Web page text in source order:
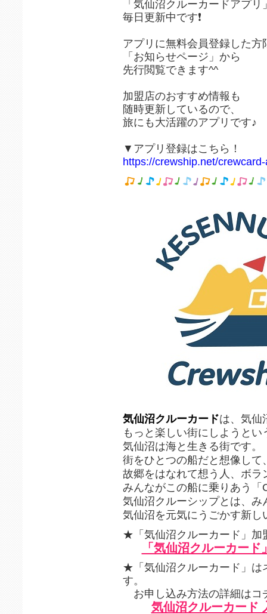
「気仙沼クルーカードアプリ
毎日更新中です❗️
アプリに無料会員登録した方
「お知らせページ」から
先行閲覧できます^^
加盟店のおすすめ情報も
随時更新しているので、
旅にも大活躍のアプリです♪
▼アプリ登録はこちら！
https://crewship.net/
気仙沼クルーカードは、気仙
もっと楽しい街にしようと
気仙沼は海と生きる街です。
街をひとつの船だと想像して
故郷をはなれて想う人、ボラ
みんながこの船に乗りあう
気仙沼クルーシップとは、
気仙沼を元気にうごかす新
★「気仙沼クルーカード」加
「気仙沼クルーカー
★「気仙沼クルーカード」は
す。
お申し込み方法の詳細はコ
気仙沼クルーカード